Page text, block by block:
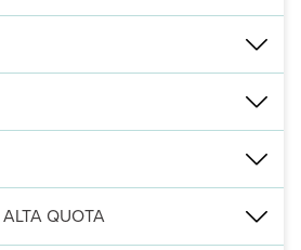
di televisore a schermo piatto,
tirolesi e raffinate pietanze
reparto wellness e benessere di
vitalstone pietre basaltiche da
SPA: un bagno ai petali di rosa di
SPA Detox Program da 110', un
QUOTA